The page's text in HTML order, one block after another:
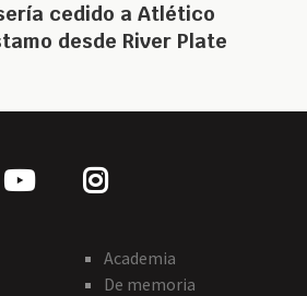
cedido a Atlético
desde River Plate
Academia
De memoria